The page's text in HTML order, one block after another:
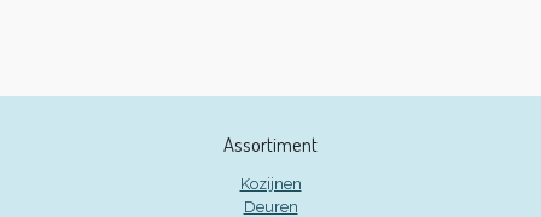
Assortiment
Kozijnen
Deuren